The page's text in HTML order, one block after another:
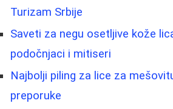
Turizam Srbije
Saveti za negu osetljive kože
podočnjaci i mitiseri
Najbolji piling za lice za
preporuke